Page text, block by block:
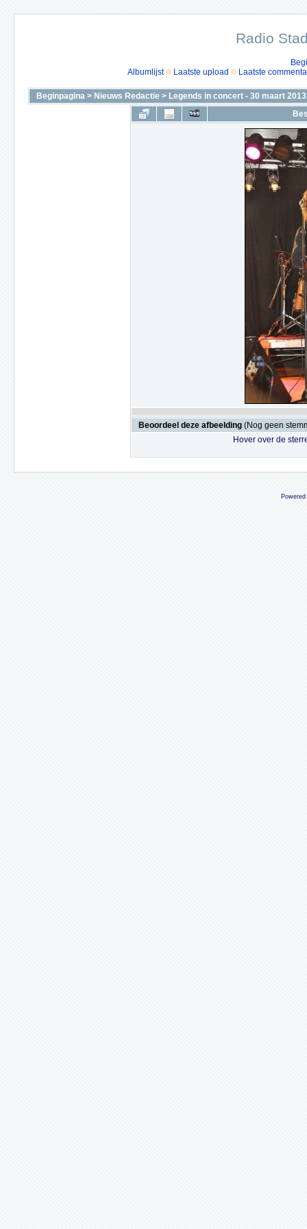
Radio
Albumlijst
Laatste upload Laatste
Beginpagina > Nieuws Redactie > Legends in concert - 30 maart 2013
Beoordeel deze afbeelding (Nog geen
Hover over de